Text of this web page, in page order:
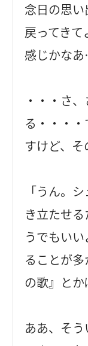
念日の思
戻ってき
感じかなあ
・・・さ
る・・・
すけど、
「うん。
き立たせ
うでもい
ることが
の歌』とか
ああ、そ